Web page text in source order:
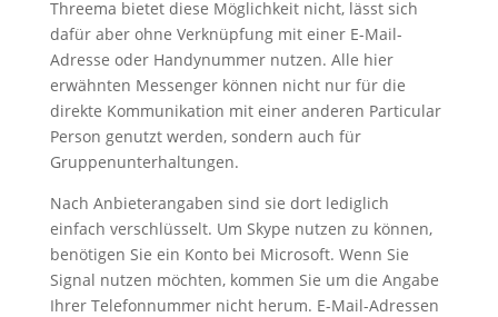
Threema bietet diese Möglichkeit nicht, lässt sich
dafür aber ohne Verknüpfung mit einer E-Mail-
Adresse oder Handynummer nutzen. Alle hier
erwähnten Messenger können nicht nur für die
direkte Kommunikation mit einer anderen Particular
Person genutzt werden, sondern auch für
Gruppenunterhaltungen.
Nach Anbieterangaben sind sie dort lediglich
einfach verschlüsselt. Um Skype nutzen zu können,
benötigen Sie ein Konto bei Microsoft. Wenn Sie
Signal nutzen möchten, kommen Sie um die Angabe
Ihrer Telefonnummer nicht herum. E-Mail-Adressen